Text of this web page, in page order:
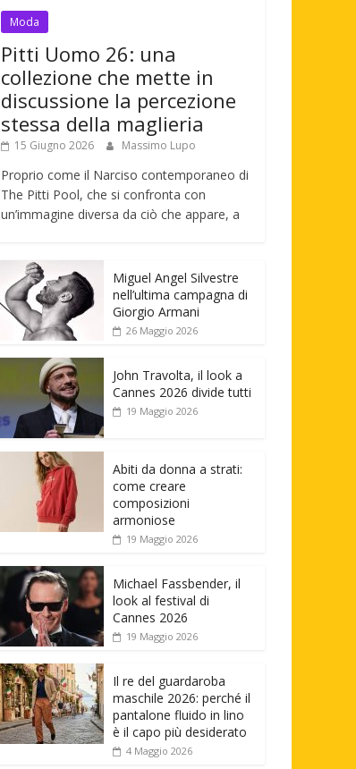
Moda
Pitti Uomo 26: una
collezione che mette in
discussione la percezione
stessa della maglieria
15 Giugno 2026 Massimo Lupo
Proprio come il Narciso contemporaneo di
The Pitti Pool, che si confronta con
un’immagine diversa da ciò che appare, a
Miguel Angel Silvestre
nell’ultima campagna di
Giorgio Armani
26 Maggio 2026
John Travolta, il look a
Cannes 2026 divide tutti
19 Maggio 2026
Abiti da donna a strati:
come creare
composizioni
armoniose
19 Maggio 2026
Michael Fassbender, il
look al festival di
Cannes 2026
19 Maggio 2026
Il re del guardaroba
maschile 2026: perché il
pantalone fluido in lino
è il capo più desiderato
4 Maggio 2026